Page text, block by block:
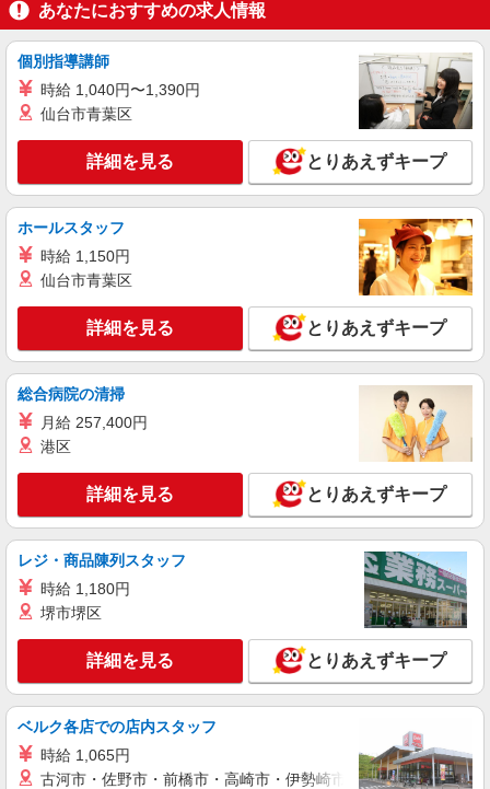
あなたにおすすめの求人情報
個別指導講師
時給 1,040円〜1,390円
仙台市青葉区
詳細を見る とりあえずキープ
ホールスタッフ
時給 1,150円
仙台市青葉区
詳細を見る とりあえずキープ
総合病院の清掃
月給 257,400円
港区
詳細を見る とりあえずキープ
レジ・商品陳列スタッフ
時給 1,180円
堺市堺区
詳細を見る とりあえずキープ
ベルク各店での店内スタッフ
時給 1,065円
古河市・佐野市・前橋市・高崎市・伊勢崎市・太田市・館林市